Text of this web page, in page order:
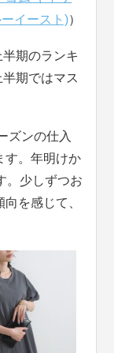
イースト)）
半期のランキ
期ではマス
ズンの仕入
す。年明けか
。少しずつお
を感じて、